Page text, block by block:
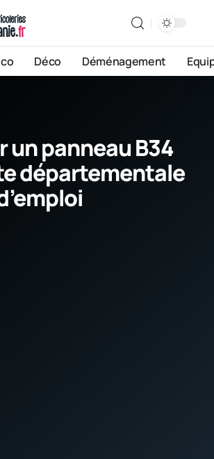
Déco Déménagement
un panneau B34
départementale